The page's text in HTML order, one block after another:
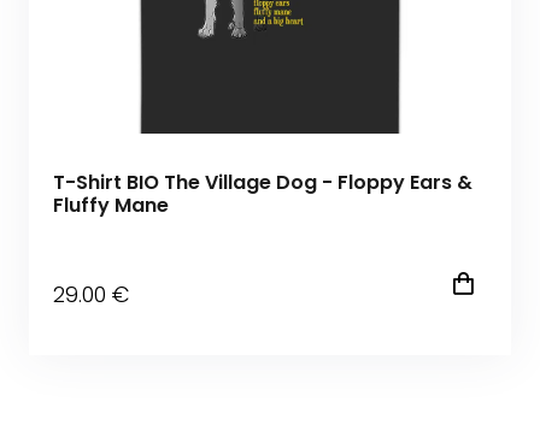
T-Shirt BIO The Village Dog - Floppy Ears &
Fluffy Mane
29.00 €